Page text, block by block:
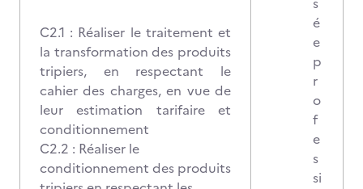
C2.1 : Réaliser le traitement et
la transformation des produits
tripiers, en respectant le
cahier des charges, en vue de
leur estimation tarifaire et
conditionnement
C2.2 : Réaliser le
conditionnement des produits
é
e
p
r
o
f
e
s
si